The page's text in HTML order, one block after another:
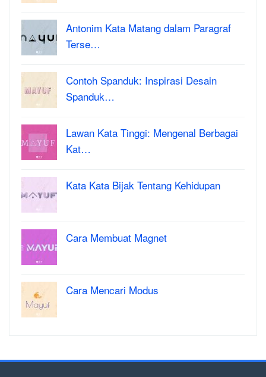
Antonim Kata Matang dalam Paragraf
Terse…
Contoh Spanduk: Inspirasi Desain
Spanduk…
Lawan Kata Tinggi: Mengenal Berbagai
Kat…
Kata Kata Bijak Tentang Kehidupan
Cara Membuat Magnet
Cara Mencari Modus